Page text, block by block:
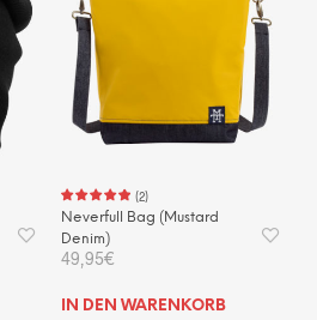
(2)
Neverfull Bag (Mustard
Denim)
49,95€
IN DEN WARENKORB